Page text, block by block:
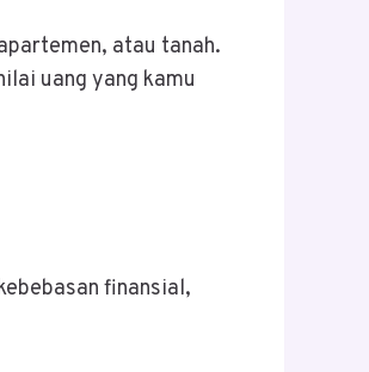
atau tanah.
uang yang kamu
finansial,